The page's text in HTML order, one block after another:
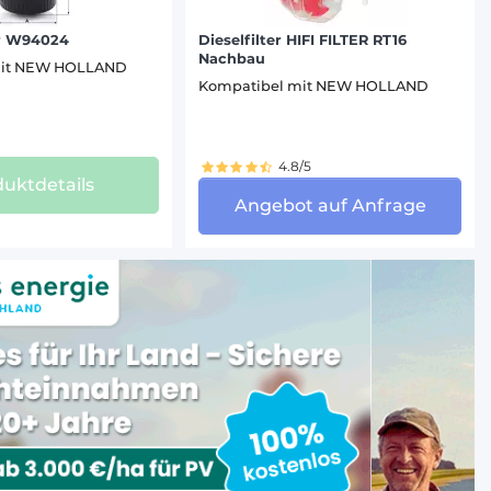
W94024
NEW HOLLAND
Dieselfilter HIFI FILTER RT16
Nachbau
Kompatibel mit NEW HOLLAND
4.8/5
Angebot auf Anfrage